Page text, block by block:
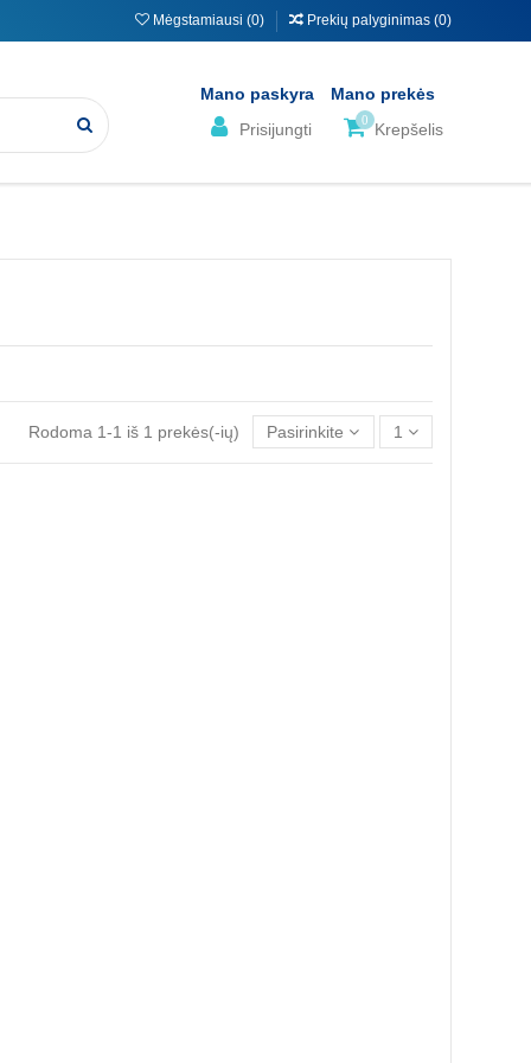
Mėgstamiausi (0) Prekių palyginimas (0)
Mano paskyra
Prisijungti
Mano prekės
0Krepšelis
Rodoma 1-1 iš 1 prekės(-ių) Pasirinkite 1